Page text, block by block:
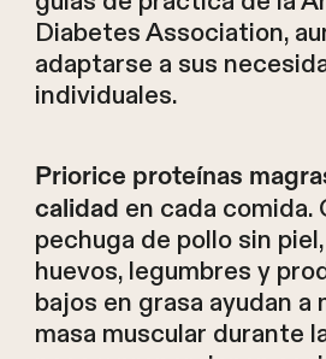
Diabetes Association,
adaptarse a sus
individuales.
Priorice proteínas
calidad en cada comida.
pechuga de pollo sin
huevos, legumbres y
bajos en grasa ayudan a
masa muscular durante